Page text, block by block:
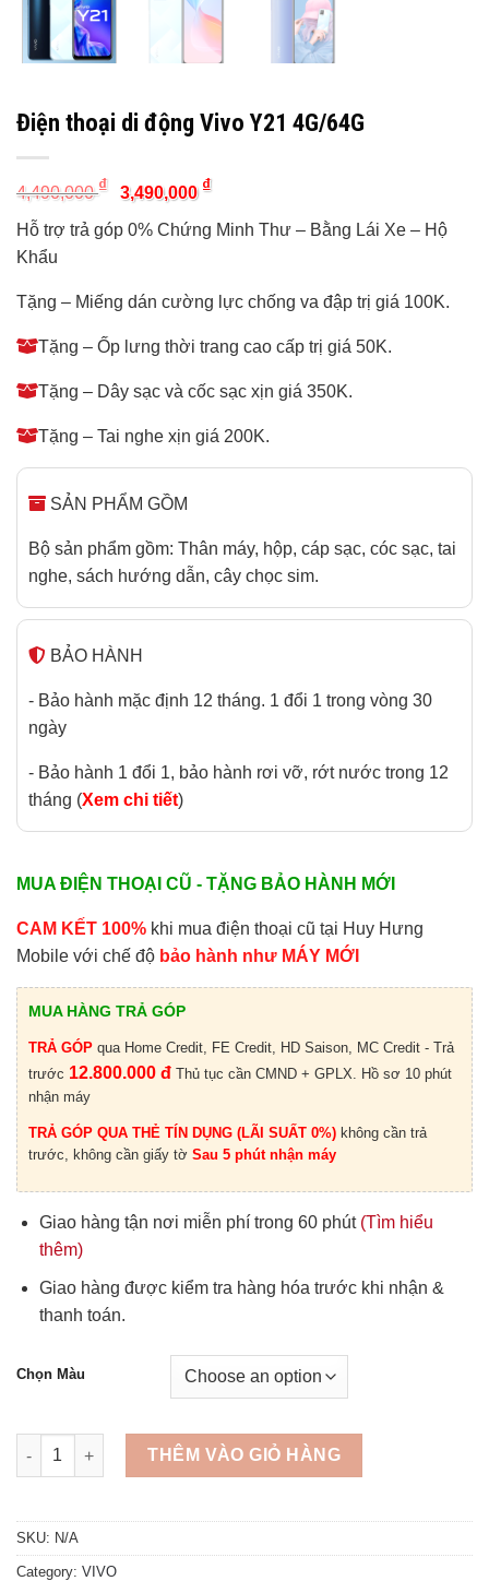
Điện thoại di động Vivo Y21 4G/64G
4,490,000₫
Original
price
was:
4,490,000 ₫.
3,490,000 ₫Current
is:
3,490,000 ₫.
Hỗ trợ trả góp 0% Chứng Minh Thư – Bằng Lái Xe – Hộ
Khẩu
Tặng – Miếng dán cường lực chống va đập trị giá 100K.
Tặng – Ốp lưng thời trang cao cấp trị giá 50K.
Tặng – Dây sạc và cốc sạc xịn giá 350K.
Tặng – Tai nghe xịn giá 200K.
SẢN PHẨM GỒM
Bộ sản phẩm gồm: Thân máy, hộp, cáp sạc, cóc sạc, tai
nghe, sách hướng dẫn, cây chọc sim.
BẢO HÀNH
- Bảo hành mặc định 12 tháng. 1 đổi 1 trong vòng 30
ngày
- Bảo hành 1 đổi 1, bảo hành rơi vỡ, rớt nước trong 12
tháng (Xem chi tiết)
MUA ĐIỆN THOẠI CŨ - TẶNG BẢO HÀNH MỚI
CAM KẾT 100% khi mua điện thoại cũ tại Huy Hưng
Mobile với chế độ bảo hành như MÁY MỚI
MUA HÀNG TRẢ GÓP
TRẢ GÓP qua Home Credit, FE Credit, HD Saison, MC Credit - Trả
trước 12.800.000 đ Thủ tục cần CMND + GPLX. Hồ sơ 10 phút
nhận máy
TRẢ GÓP QUA THẺ TÍN DỤNG (LÃI SUẤT 0%) không cần trả
trước, không cần giấy tờ Sau 5 phút nhận máy
Giao hàng tận nơi miễn phí trong 60 phút (Tìm hiểu
thêm)
Giao hàng được kiểm tra hàng hóa trước khi nhận &
thanh toán.
Chọn Màu
Quantity
THÊM VÀO GIỎ HÀNG
SKU: N/A
Category: VIVO